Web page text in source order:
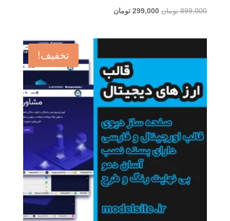
899,000 تومان قیمت
299,000 تومانقیمت
تخفیف!